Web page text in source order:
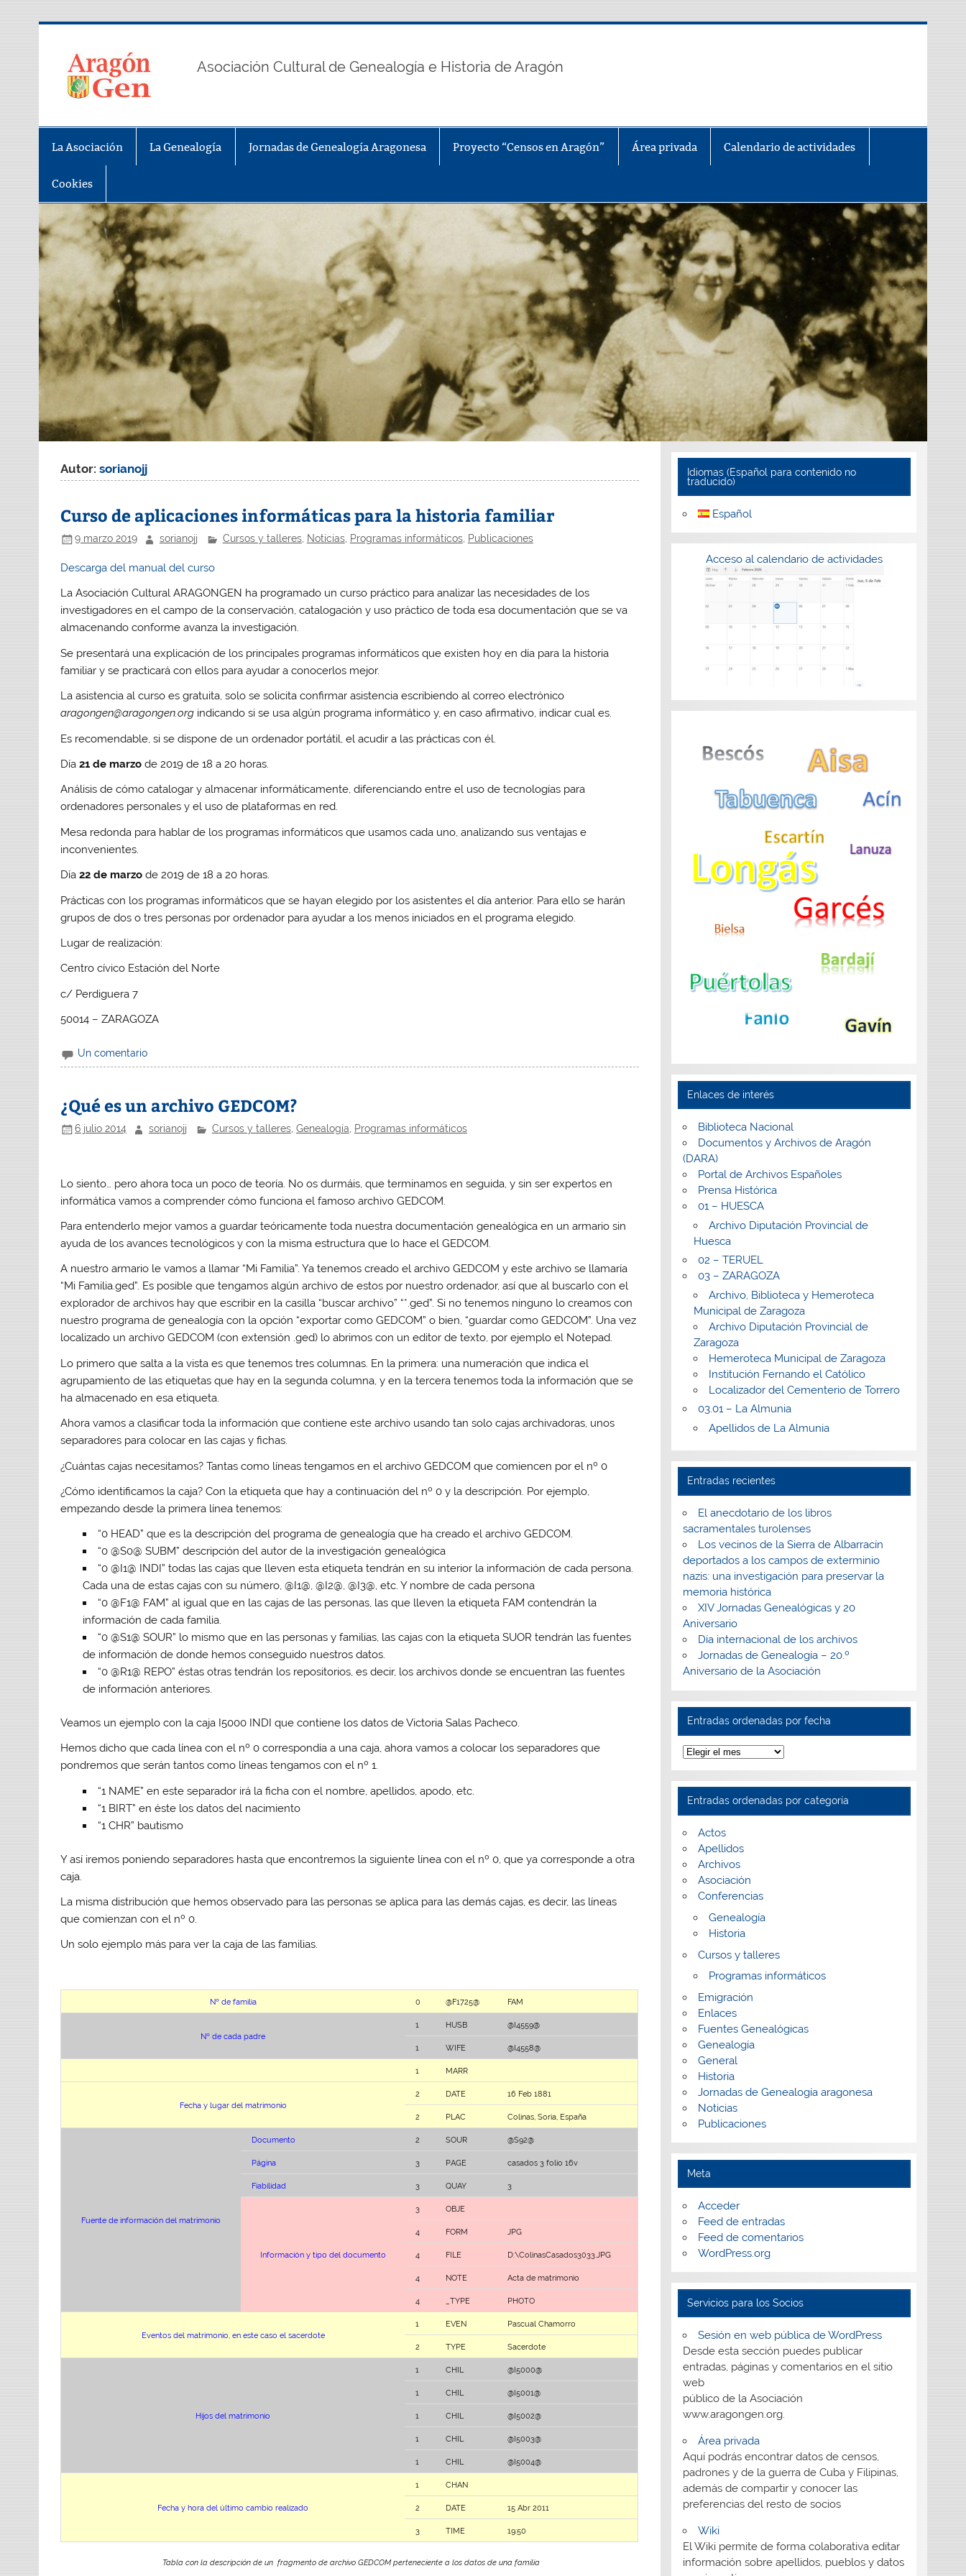
AragonGen
Asociación Cultural de Genealogía e Historia de Aragón
La Asociación La Genealogía Jornadas de Genealogía Aragonesa Proyecto “Censos en Aragón” Área privada Calendario de actividades
Cookies
Autor:sorianojj
Curso de aplicaciones informáticas para la historia familiar
9 marzo 2019 sorianojj Cursos y talleres, Noticias, Programas informáticos, Publicaciones
Descarga del manual del curso
La Asociación Cultural ARAGONGEN ha programado un curso práctico para analizar las necesidades de los
investigadores en el campo de la conservación, catalogación y uso práctico de toda esa documentación que se va
almacenando conforme avanza la investigación.
Se presentará una explicación de los principales programas informáticos que existen hoy en día para la historia
familiar y se practicará con ellos para ayudar a conocerlos mejor.
La asistencia al curso es gratuita, solo se solicita confirmar asistencia escribiendo al correo electrónico
aragongen@aragongen.org indicando si se usa algún programa informático y, en caso afirmativo, indicar cual es.
Es recomendable, si se dispone de un ordenador portátil, el acudir a las prácticas con él.
Día21 de marzo de 2019 de 18 a 20 horas.
Análisis de cómo catalogar y almacenar informáticamente, diferenciando entre el uso de tecnologías para
ordenadores personales y el uso de plataformas en red.
Mesa redonda para hablar de los programas informáticos que usamos cada uno, analizando sus ventajas e
inconvenientes.
Día22 de marzo de 2019 de 18 a 20 horas.
Prácticas con los programas informáticos que se hayan elegido por los asistentes el día anterior. Para ello se harán
grupos de dos o tres personas por ordenador para ayudar a los menos iniciados en el programa elegido.
Lugar de realización:
Centro cívico Estación del Norte
c/ Perdiguera 7
50014 – ZARAGOZA
Un comentario
¿Qué es un archivo GEDCOM?
6 julio 2014 sorianojj Cursos y talleres, Genealogía, Programas informáticos
Lo siento… pero ahora toca un poco de teoría. No os durmáis, que terminamos en seguida, y sin ser expertos en
informática vamos a comprender cómo funciona el famoso archivo GEDCOM.
Para entenderlo mejor vamos a guardar teóricamente toda nuestra documentación genealógica en un armario sin
ayuda de los avances tecnológicos y con la misma estructura que lo hace el GEDCOM.
A nuestro armario le vamos a llamar “Mi Familia”. Ya tenemos creado el archivo GEDCOM y este archivo se llamaría
“Mi Familia.ged”. Es posible que tengamos algún archivo de estos por nuestro ordenador, así que al buscarlo con el
explorador de archivos hay que escribir en la casilla “buscar archivo” “*.ged”. Si no tenemos ninguno lo creamos con
nuestro programa de genealogía con la opción “exportar como GEDCOM” o bien, “guardar como GEDCOM”. Una vez
localizado un archivo GEDCOM (con extensión .ged) lo abrimos con un editor de texto, por ejemplo el Notepad.
Lo primero que salta a la vista es que tenemos tres columnas. En la primera: una numeración que indica el
agrupamiento de las etiquetas que hay en la segunda columna, y en la tercera tenemos toda la información que se
ha almacenado en esa etiqueta.
Ahora vamos a clasificar toda la información que contiene este archivo usando tan solo cajas archivadoras, unos
separadores para colocar en las cajas y fichas.
¿Cuántas cajas necesitamos? Tantas como líneas tengamos en el archivo GEDCOM que comiencen por el nº 0
¿Cómo identificamos la caja? Con la etiqueta que hay a continuación del nº 0 y la descripción. Por ejemplo,
empezando desde la primera línea tenemos:
“0 HEAD” que es la descripción del programa de genealogía que ha creado el archivo GEDCOM.
“0 @S0@ SUBM” descripción del autor de la investigación genealógica
“0 @I1@ INDI” todas las cajas que lleven esta etiqueta tendrán en su interior la información de cada persona.
Cada una de estas cajas con su número, @I1@, @I2@, @I3@, etc. Y nombre de cada persona
“0 @F1@ FAM” al igual que en las cajas de las personas, las que lleven la etiqueta FAM contendrán la
información de cada familia.
“0 @S1@ SOUR” lo mismo que en las personas y familias, las cajas con la etiqueta SUOR tendrán las fuentes
de información de donde hemos conseguido nuestros datos.
“0 @R1@ REPO” éstas otras tendrán los repositorios, es decir, los archivos donde se encuentran las fuentes
de información anteriores.
Veamos un ejemplo con la caja I5000 INDIque contiene los datos deVictoria Salas Pacheco.
Hemos dicho que cada línea con el nº 0 correspondía a una caja, ahora vamos a colocar los separadores que
pondremos que serán tantos como líneas tengamos con el nº 1.
“1 NAME” en este separador irá la ficha con el nombre, apellidos, apodo, etc.
“1 BIRT” en éste los datos del nacimiento
“1 CHR” bautismo
Y así iremos poniendo separadores hasta que encontremos la siguiente línea con el nº 0, que ya corresponde a otra
caja.
La misma distribución que hemos observado para las personas se aplica para las demás cajas, es decir, las líneas
que comienzan con el nº 0.
Un solo ejemplo más para ver la caja de las familias.
Nº de familia 0 @F1725@ FAM
Nº de cada padre
1 HUSB @I4559@
1 WIFE @I4558@
1 MARR
Fecha y lugar del matrimonio
2 DATE 16 Feb 1881
2 PLAC Colinas, Soria, España
Fuente de información del matrimonio
Documento 2 SOUR @S92@
Página 3 PAGE casados 3 folio 16v
Fiabilidad 3 QUAY 3
Información y tipo del documento
3 OBJE
4 FORM JPG
4 FILE D:\ColinasCasados3033.JPG
4 NOTE Acta de matrimonio
4 _TYPE PHOTO
Eventos del matrimonio, en este caso el sacerdote
1 EVEN Pascual Chamorro
2 TYPE Sacerdote
Hijos del matrimonio
1 CHIL @I5000@
1 CHIL @I5001@
1 CHIL @I5002@
1 CHIL @I5003@
1 CHIL @I5004@
Fecha y hora del último cambio realizado
1 CHAN
2 DATE 15 Abr 2011
3 TIME 19:50
Tabla con la descripción de un fragmento de archivo GEDCOM perteneciente a los datos de una familia
Idiomas (Español para contenido no
traducido)
Español
Acceso al calendario de actividades
Enlaces de interés
Biblioteca Nacional
Documentos y Archivos de Aragón
(DARA)
Portal de Archivos Españoles
Prensa Histórica
01 – HUESCA
Archivo Diputación Provincial de
Huesca
02 – TERUEL
03 – ZARAGOZA
Archivo, Biblioteca y Hemeroteca
Municipal de Zaragoza
Archivo Diputación Provincial de
Zaragoza
Hemeroteca Municipal de Zaragoza
Institución Fernando el Católico
Localizador del Cementerio de Torrero
03.01 – La Almunia
Apellidos de La Almunia
Entradas recientes
El anecdotario de los libros
sacramentales turolenses
Los vecinos de la Sierra de Albarracín
deportados a los campos de exterminio
nazis: una investigación para preservar la
memoria histórica
XIV Jornadas Genealógicas y 20
Aniversario
Día internacional de los archivos
Jornadas de Genealogía – 20.º
Aniversario de la Asociación
Entradas ordenadas por fecha
Entradas
ordenadas
por
fecha
Entradas ordenadas por categoría
Actos
Apellidos
Archivos
Asociación
Conferencias
Genealogía
Historia
Cursos y talleres
Programas informáticos
Emigración
Enlaces
Fuentes Genealógicas
Genealogía
General
Historia
Jornadas de Genealogía aragonesa
Noticias
Publicaciones
Meta
Acceder
Feed de entradas
Feed de comentarios
WordPress.org
Servicios para los Socios
Sesión en web pública de WordPress
Desde esta sección puedes publicar
entradas, páginas y comentarios en el sitio
web
público de la Asociación
www.aragongen.org.
Área privada
Aquí podrás encontrar datos de censos,
padrones y de la guerra de Cuba y Filipinas,
además de compartir y conocer las
preferencias del resto de socios
Wiki
El Wiki permite de forma colaborativa editar
información sobre apellidos, pueblos y datos